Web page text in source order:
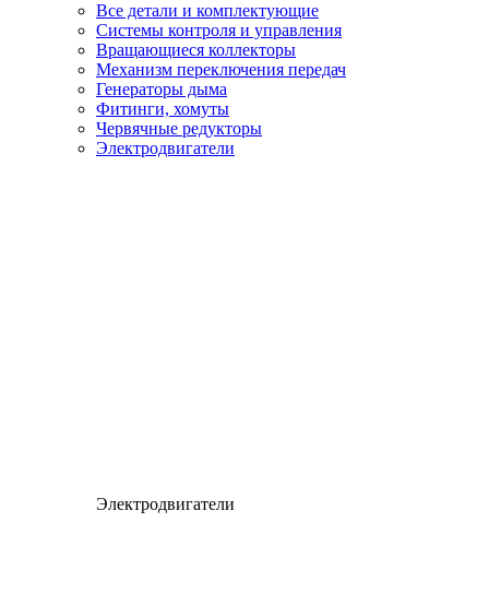
Все детали и комплектующие
Системы контроля и управления
Вращающиеся коллекторы
Механизм переключения передач
Генераторы дыма
Фитинги, хомуты
Червячные редукторы
Электродвигатели
Электродвигатели